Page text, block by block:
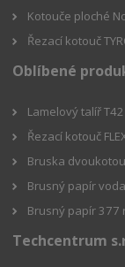
Kotouče ploché
Řezací kotouč
Oblíbené
Lamelový talíř
Řezací kotouč
Bruska
Brusný papír
Brusný papír 377
Techcentrum